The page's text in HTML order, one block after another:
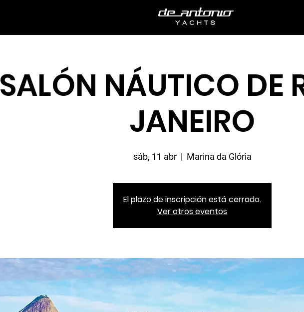
SALÓN NÁUTICO DE
JANEIRO
sáb, 11 abr
  |
Marina da Glória
El plazo de inscripción está cerrado.
Ver otros eventos